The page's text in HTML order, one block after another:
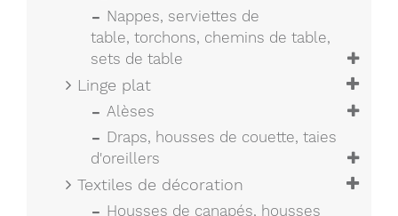
Nappes, serviettes de
table, torchons, chemins de table,
sets de table
Linge plat
Alèses
Draps, housses de couette, taies
d'oreillers
Textiles de décoration
Housses de canapés, housses